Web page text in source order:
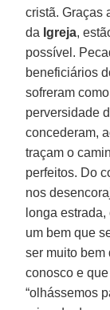
cristã. Graças
da Igreja,
possível.
beneficiários
sofreram
perversidade
concederam,
traçam o
perfeitos. Do
nos
longa
um bem que
ser muito bem
conosco e
“olhássemos